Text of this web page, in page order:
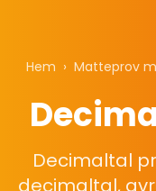
Hem › Matteprov
Decimaltal
decimaltal,